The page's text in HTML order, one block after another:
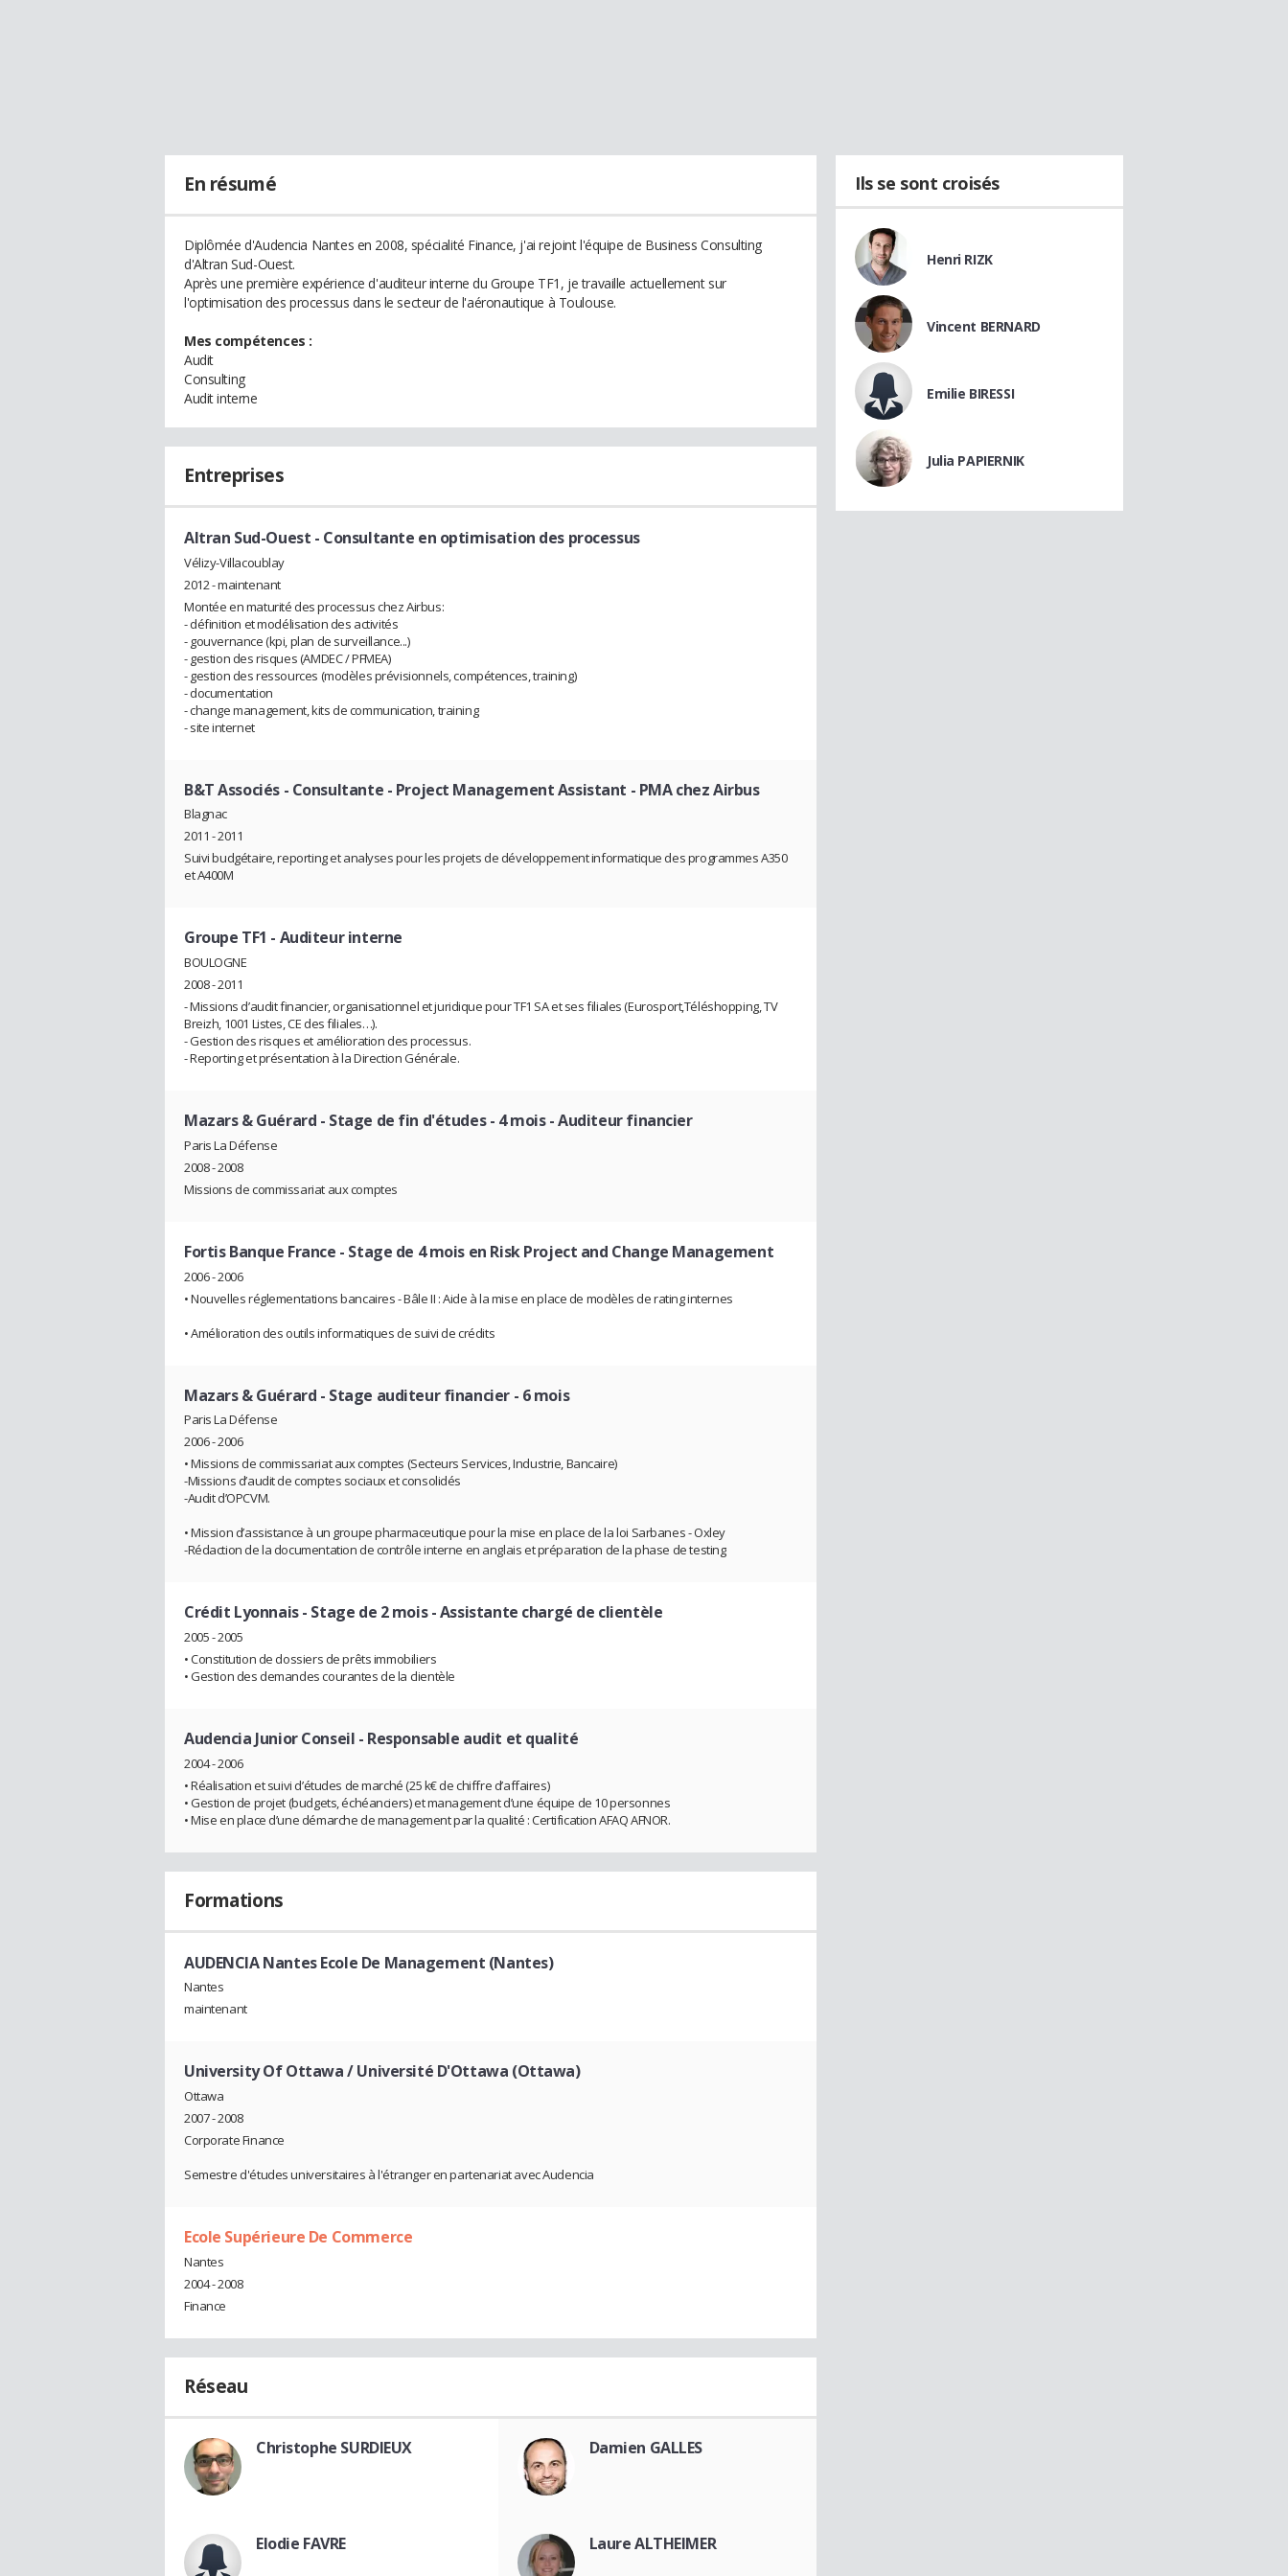
En résumé
Diplômée d'Audencia Nantes en 2008, spécialité Finance, j'ai rejoint l'équipe de Business Consulting
d'Altran Sud-Ouest.
Après une première expérience d'auditeur interne du Groupe TF1, je travaille actuellement sur
l'optimisation des processus dans le secteur de l'aéronautique à Toulouse.
Mes compétences :
Audit
Consulting
Audit interne
Entreprises
Altran Sud-Ouest - Consultante en optimisation des processus
Vélizy-Villacoublay
2012 - maintenant
Montée en maturité des processus chez Airbus:
- définition et modélisation des activités
- gouvernance (kpi, plan de surveillance...)
- gestion des risques (AMDEC / PFMEA)
- gestion des ressources (modèles prévisionnels, compétences, training)
- documentation
- change management, kits de communication, training
- site internet
B&T Associés- Consultante - Project Management Assistant - PMA chez Airbus
Blagnac
2011 - 2011
Suivi budgétaire, reporting et analyses pour les projets de développement informatique des programmes A350
et A400M
Groupe TF1 - Auditeur interne
BOULOGNE
2008 - 2011
- Missions d’audit financier, organisationnel et juridique pour TF1 SA et ses filiales (Eurosport,Téléshopping, TV
Breizh, 1001 Listes, CE des filiales…).
- Gestion des risques et amélioration des processus.
- Reporting et présentation à la Direction Générale.
Mazars & Guérard - Stage de fin d'études - 4 mois - Auditeur financier
Paris La Défense
2008 - 2008
Missions de commissariat aux comptes
Fortis Banque France - Stage de 4 mois en Risk Project and Change Management
2006 - 2006
• Nouvelles réglementations bancaires - Bâle II : Aide à la mise en place de modèles de rating internes
• Amélioration des outils informatiques de suivi de crédits
Mazars & Guérard - Stage auditeur financier - 6 mois
Paris La Défense
2006 - 2006
• Missions de commissariat aux comptes (Secteurs Services, Industrie, Bancaire)
-Missions d’audit de comptes sociaux et consolidés
-Audit d’OPCVM.
• Mission d’assistance à un groupe pharmaceutique pour la mise en place de la loi Sarbanes - Oxley
-Rédaction de la documentation de contrôle interne en anglais et préparation de la phase de testing
Crédit Lyonnais- Stage de 2 mois - Assistante chargé de clientèle
2005 - 2005
• Constitution de dossiers de prêts immobiliers
• Gestion des demandes courantes de la clientèle
Audencia Junior Conseil - Responsable audit et qualité
2004 - 2006
• Réalisation et suivi d’études de marché (25 k€ de chiffre d’affaires)
• Gestion de projet (budgets, échéanciers) et management d’une équipe de 10 personnes
• Mise en place d’une démarche de management par la qualité : Certification AFAQ AFNOR.
Formations
AUDENCIA Nantes Ecole De Management (Nantes)
Nantes
maintenant
University Of Ottawa / Université D'Ottawa (Ottawa)
Ottawa
2007 - 2008
Corporate Finance
Semestre d'études universitaires à l'étranger en partenariat avec Audencia
Ecole Supérieure De Commerce
Nantes
2004 - 2008
Finance
Réseau
Christophe SURDIEUX Damien GALLES
Elodie FAVRE Laure ALTHEIMER
Ils se sont croisés
Henri RIZK
Vincent BERNARD
Emilie BIRESSI
Julia PAPIERNIK